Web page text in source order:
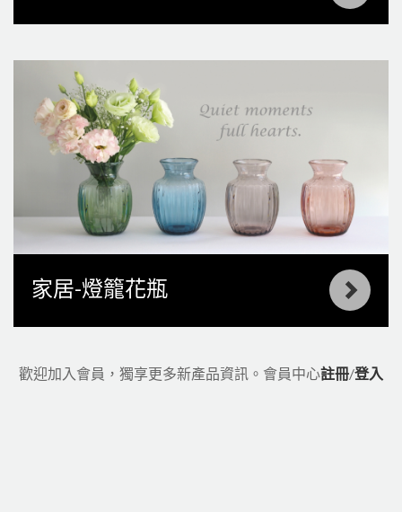
家居-燈籠花瓶
歡迎加入會員，獨享更多新產品資訊。 會員中心註冊/登入